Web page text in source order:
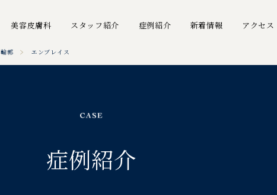
美容皮膚科 スタッフ紹介 症例紹介 新着情報 アクセス
輪郭 エンブレイス
症例紹介